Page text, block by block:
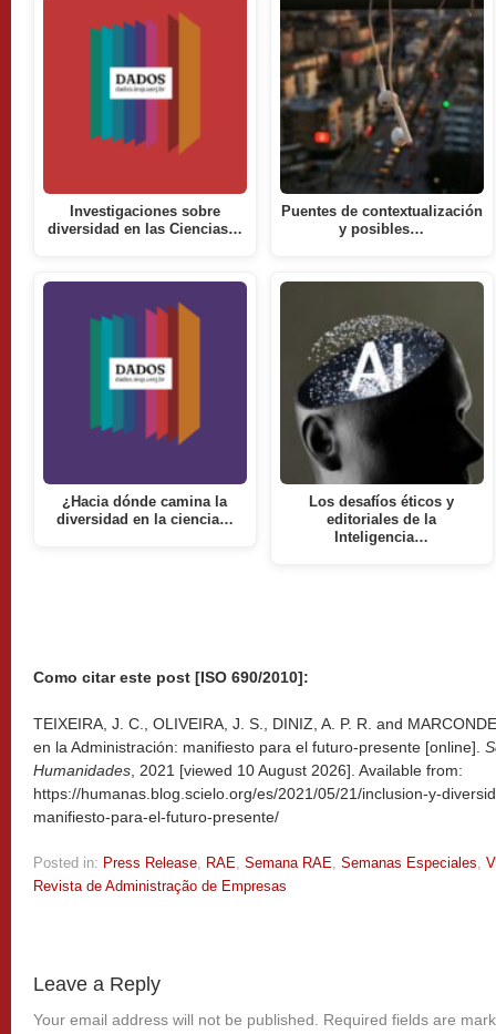
Investigaciones sobre
diversidad en las Ciencias…
¿Hacia dónde camina la
diversidad en la ciencia…
Puentes de contextualización
y posibles…
Los desafíos éticos y
editoriales de la
Inteligencia…
Como citar este post [ISO 690/2010]:
TEIXEIRA, J. C., OLIVEIRA, J. S., DINIZ, A. P. R. and
en la Administración: manifiesto para el futuro-presente [online].
Humanidades , 2021 [viewed 10 August 2026]. Available from:
https://humanas.blog.scielo.org/es/2021/05/21/inclusion-y-
manifiesto-para-el-futuro-presente/
Posted in: Press Release RAE Semana RAE Semanas Especiales
Revista de Administração de Empresas
Leave a Reply
Your email address will not be published. Required fields are